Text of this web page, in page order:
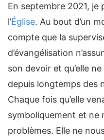
En septembre 2021, je
l’Église. Au bout d’un
compte que la
d’évangélisation
son devoir et qu’elle
depuis longtemps des
Chaque fois qu’elle
symboliquement et ne
problèmes. Elle ne